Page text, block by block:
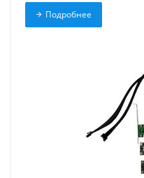
Подробнее